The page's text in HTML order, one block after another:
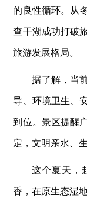
的良性循环。从
查干湖成功打破
旅游发展格局。
据了解，当
导、环境卫生、
到位。景区提醒
定，文明亲水、
这个夏天，
香，在原生态湿